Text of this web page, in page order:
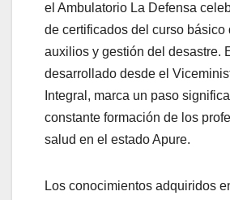
el Ambulatorio La Defensa
de certificados del curso básico
auxilios y gestión del desastre.
desarrollado desde el
Integral, marca un paso
constante formación de los
salud en el estado Apure.
Los conocimientos adquiridos